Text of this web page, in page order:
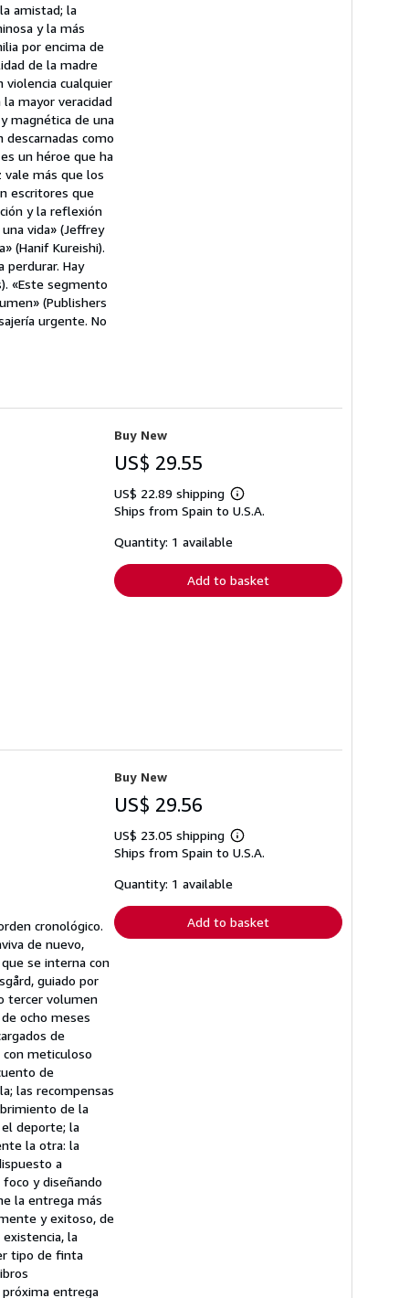
amistad; la
y la más
por encima de
de la madre
cualquier
mayor veracidad
magnética de una
como
un héroe que ha
vale más que los
escritores que
y la reflexión
vida» (Jeffrey
(Hanif Kureishi).
perdurar. Hay
«Este segmento
(Publishers
urgente. No
Buy New
US$ 29.55
US$ 22.89 shipping
Learn
more
Ships from Spain to U.S.A.
Quantity: 1 available
Add to basket
cronológico.
de nuevo,
se interna con
guiado por
tercer volumen
ocho meses
de
meticuloso
de
las recompensas
de la
el deporte; la
la otra: la
a
y diseñando
la entrega más
y exitoso, de
la
tipo de finta
próxima entrega
Buy New
US$ 29.56
US$ 23.05 shipping
Learn
more
Ships from Spain to U.S.A.
Quantity: 1 available
Add to basket